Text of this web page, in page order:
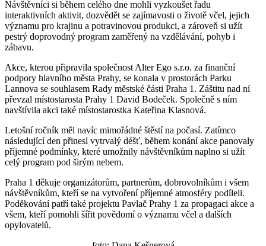
Návštěvníci si během celého dne mohli vyzkoušet řadu
interaktivních aktivit, dozvědět se zajímavosti o životě včel, jejich
významu pro krajinu a potravinovou produkci, a zároveň si užít
pestrý doprovodný program zaměřený na vzdělávání, pohyb i
zábavu.
Akce, kterou připravila společnost Alter Ego s.r.o. za finanční
podpory hlavního města Prahy, se konala v prostorách Parku
Lannova se souhlasem Rady městské části Praha 1. Záštitu nad ní
převzal místostarosta Prahy 1 David Bodeček. Společně s ním
navštívila akci také místostarostka Kateřina Klasnová.
Letošní ročník měl navíc mimořádné štěstí na počasí. Zatímco
následující den přinesl vytrvalý déšť, během konání akce panovaly
příjemné podmínky, které umožnily návštěvníkům naplno si užít
celý program pod širým nebem.
Praha 1 děkuje organizátorům, partnerům, dobrovolníkům i všem
návštěvníkům, kteří se na vytvoření příjemné atmosféry podíleli.
Poděkování patří také projektu Pavlač Prahy 1 za propagaci akce a
všem, kteří pomohli šířit povědomí o významu včel a dalších
opylovatelů.